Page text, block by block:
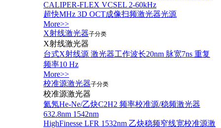
CALIPER-FLEX VCSEL 2-60kHz
超快MHz 3D OCT成像扫频激光器光源
More>>
X射线激光器子分类
X射线激光器
台式X射线源 激光器工作波长20nm 脉宽7ns 重复
频率10 Hz
More>>
校准源激光器子分类
校准源激光器
氦氖He-Ne/乙炔C2H2 频率校准源/稳频激光器
632.8nm 1542nm
HighFinesse LFR 1532nm 乙炔稳频窄线宽校准源激